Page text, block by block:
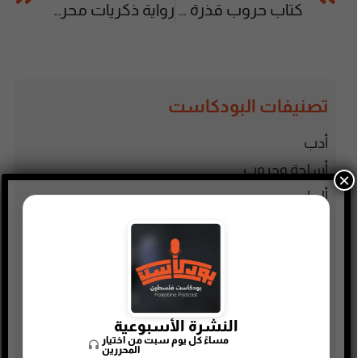
كتاب حروب قذرة (3-3) | جيريمي سكاهيل رواية ذكريات محرمة | نور عبدالمجيد
تصنيفات البودكاست
أدب
أسلحة وحروب
ألعاب
الذاكرة الشعبية الفلسطينية
النشرة الأسبوعية
مساءً كل يوم سبت من اختيار
المحررين
×